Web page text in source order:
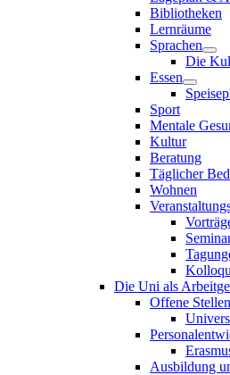
Bibliotheken
Lernräume
Sprachen
Die
Essen
Sport
Mentale
Kultur
Beratung
Täglicher
Wohnen
Die Uni als
Offene Stellen
Ausbildung